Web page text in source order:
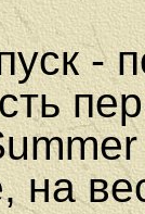
-
на